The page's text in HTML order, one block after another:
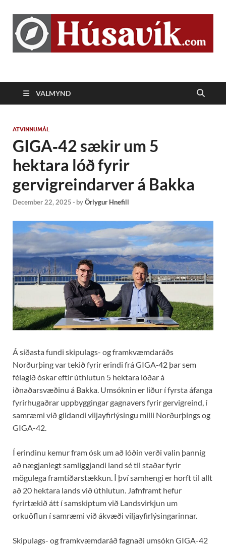
Húsavík.com
VALMYND
ATVINNUMÁL
GIGA‑42 sækir um 5
hektara lóð fyrir
gervigreindarver á Bakka
December 22, 2025- byÖrlygur Hnefill
Á síðasta fundi skipulags- og framkvæmdaráðs
Norðurþing var tekið fyrir erindi frá GIGA‑42 þar sem
félagið óskar eftir úthlutun 5 hektara lóðar á
iðnaðarsvæðinu á Bakka. Umsóknin er liður í fyrsta áfanga
fyrirhugaðrar uppbyggingar gagnavers fyrir gervigreind, í
samræmi við gildandi viljayfirlýsingu milli Norðurþings og
GIGA-42.
Í erindinu kemur fram ósk um að lóðin verði valin þannig
að nægjanlegt samliggjandi land sé til staðar fyrir
mögulega framtíðarstækkun. Í því samhengi er horft til allt
að 20 hektara lands við úthlutun. Jafnframt hefur
fyrirtækið átt í samskiptum við Landsvirkjun um
orkuöflun í samræmi við ákvæði viljayfirlýsingarinnar.
Skipulags- og framkvæmdaráð fagnaði umsókn GIGA-42